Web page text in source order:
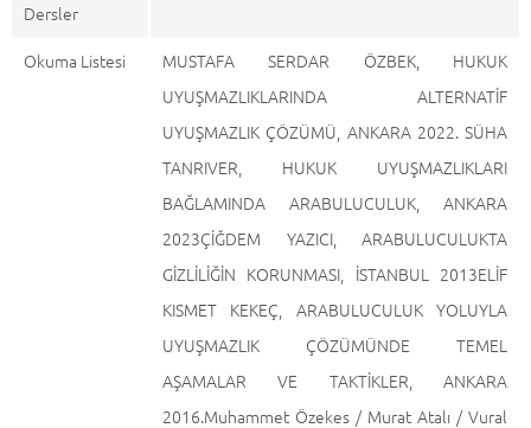
Dersler
Okuma Listesi
MUSTAFA SERDAR ÖZBEK, HUKUK
UYUŞMAZLIKLARINDA ALTERNATİF
UYUŞMAZLIK ÇÖZÜMÜ, ANKARA 2022. SÜHA
TANRIVER, HUKUK UYUŞMAZLIKLARI
BAĞLAMINDA ARABULUCULUK, ANKARA
2023ÇİĞDEM YAZICI, ARABULUCULUKTA
GİZLİLİĞİN KORUNMASI, İSTANBUL 2013ELİF
KISMET KEKEÇ, ARABULUCULUK YOLUYLA
UYUŞMAZLIK ÇÖZÜMÜNDE TEMEL
AŞAMALAR VE TAKTİKLER, ANKARA
2016.Muhammet Özekes / Murat Atalı / Vural